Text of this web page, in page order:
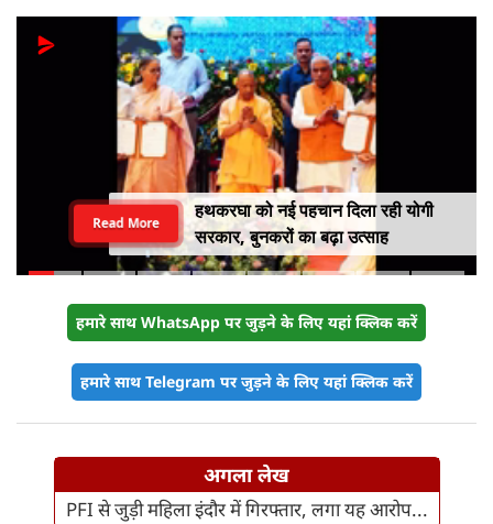
हथकरघा को नई पहचान दिला रही योगी
सरकार, बुनकरों का बढ़ा उत्साह
Read More
हमारे साथ WhatsApp पर जुड़ने के लिए यहां क्लिक करें
हमारे साथ Telegram पर जुड़ने के लिए यहां क्लिक करें
अगला लेख
PFI से जुड़ी महिला इंदौर में गिरफ्तार, लगा यह आरोप...